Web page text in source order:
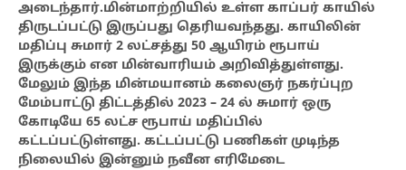
அடைந்தார்.மின்மாற்றியில் உள்ள காப்பர் காயில்
திருடப்பட்டு இருப்பது தெரியவந்தது. காயிலின்
மதிப்பு சுமார் 2 லட்சத்து 50 ஆயிரம் ரூபாய்
இருக்கும் என மின்வாரியம் அறிவித்துள்ளது.
மேலும் இந்த மின்மயானம் கலைஞர் நகர்ப்புற
மேம்பாட்டு திட்டத்தில் 2023 – 24 ல் சுமார் ஒரு
கோடியே 65 லட்ச ரூபாய் மதிப்பில்
கட்டப்பட்டுள்ளது. கட்டப்பட்டு பணிகள் முடிந்த
நிலையில் இன்னும் நவீன எரிமேடை